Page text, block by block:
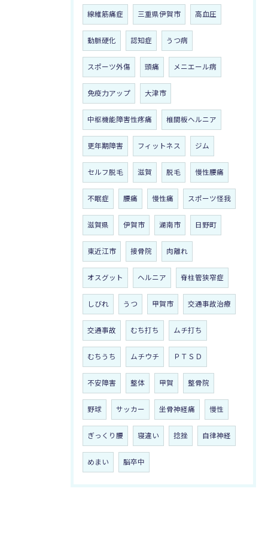
線維筋痛症 三重県伊賀市 高血圧
動脈硬化 認知症 うつ病
スポーツ外傷 頭痛 メニエール病
免疫力アップ 大津市
中枢機能障害性疼痛 椎間板ヘルニア
更年期障害 フィットネス ジム
セルフ脱毛 滋賀 脱毛 慢性腰痛
不眠症 腰痛 慢性痛 スポーツ怪我
滋賀県 伊賀市 湖南市 日野町
東近江市 接骨院 肉離れ
オスグット ヘルニア 脊柱管狭窄症
しびれ うつ 甲賀市 交通事故治療
交通事故 むち打ち ムチ打ち
むちうち ムチウチ ＰＴＳＤ
不安障害 整体 甲賀 整骨院
野球 サッカー 坐骨神経痛 慢性
ぎっくり腰 寝違い 捻挫 自律神経
めまい 脳卒中